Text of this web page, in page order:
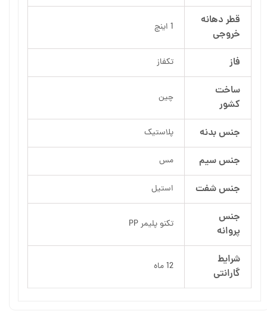
قطر دهانه
خروجی
1 اینچ
فاز تکفاز
ساخت
کشور
چین
جنس بدنه پلاستیک
جنس سیم مس
جنس شفت استیل
جنس
پروانه
تکنو پلیمر PP
شرایط
گارانتی
12 ماه